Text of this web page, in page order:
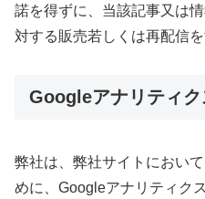
諾を得ずに、当該記事又は
対する販売若しくは再配信
Googleアナリティ
弊社は、弊社サイトにおい
めに、Googleアナリティク